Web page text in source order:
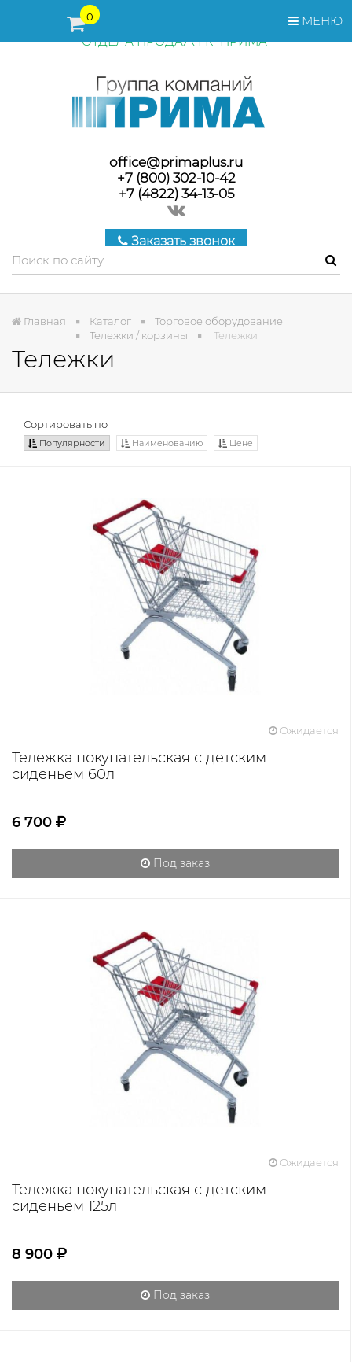
МЕНЮ
0
ПЕРЕД ОФОРМЛЕНИЕМ ЗАКАЗА, СТОИМОСТЬ И СРОКИ
ПОСТАВКИ ТОВАРА УТОЧНЯЙТЕ У МЕНЕДЖЕРОВ
ОТДЕЛА ПРОДАЖ ГК "ПРИМА"
office@primaplus.ru
+7 (800) 302-10-42
+7 (4822) 34-13-05
Заказать звонок
Главная Каталог
Торговое оборудование
Тележки / корзины
Тележки
Тележки
Сортировать по
Популярности Наименованию Цене
Ожидается
Тележка покупательская с детским
сиденьем 60л
6 700
Под заказ
Ожидается
Тележка покупательская с детским
сиденьем 125л
8 900
Под заказ